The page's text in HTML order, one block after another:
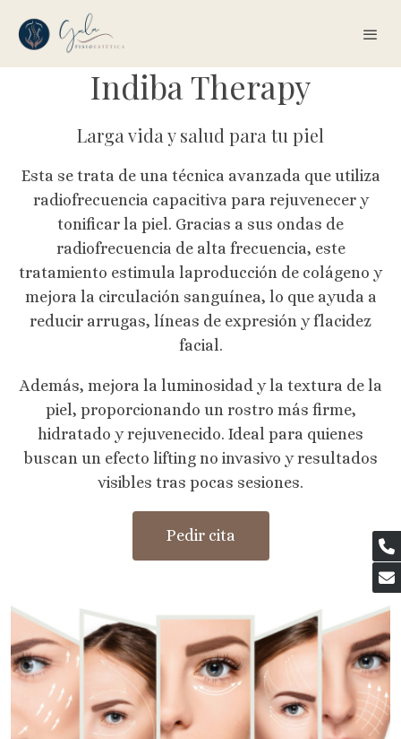
Indiba Therapy
Larga vida y salud para tu piel
Esta se trata de una técnica avanzada que utiliza
radiofrecuencia capacitiva para rejuvenecer y
tonificar la piel. Gracias a sus ondas de
radiofrecuencia de alta frecuencia, este
tratamiento estimula laproducción de colágeno y
mejora la circulación sanguínea, lo que ayuda a
reducir arrugas, líneas de expresión y flacidez
facial.
Además, mejora la luminosidad y la textura de la
piel, proporcionando un rostro más firme,
hidratado y rejuvenecido. Ideal para quienes
buscan un efecto lifting no invasivo y resultados
visibles tras pocas sesiones.
Pedir cita